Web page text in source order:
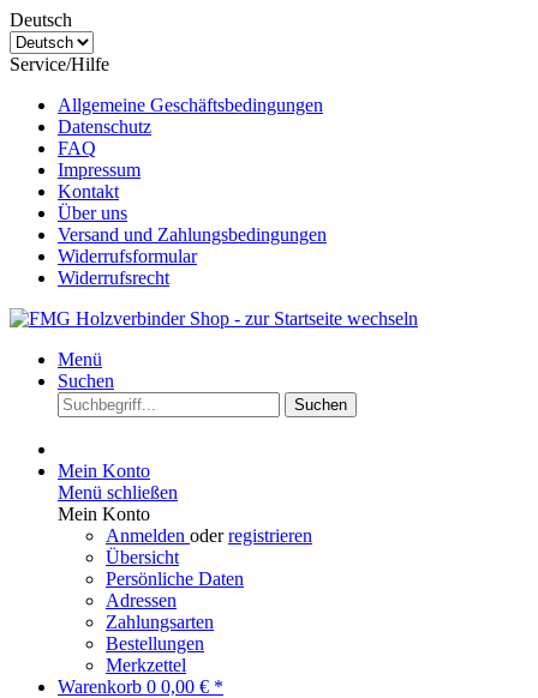
Deutsch
Service/Hilfe
Allgemeine Geschäftsbedingungen
Datenschutz
FAQ
Impressum
Kontakt
Über uns
Versand und Zahlungsbedingungen
Widerrufsformular
Widerrufsrecht
Menü
Suchen
Suchen
Mein Konto
Menü schließen
Mein Konto
Anmelden oderregistrieren
Übersicht
Persönliche Daten
Adressen
Zahlungsarten
Bestellungen
Merkzettel
Warenkorb 0 0,00 € *